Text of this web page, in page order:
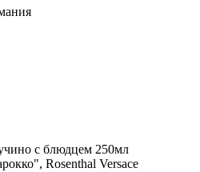
с блюдцем 250мл
Rosenthal Versace